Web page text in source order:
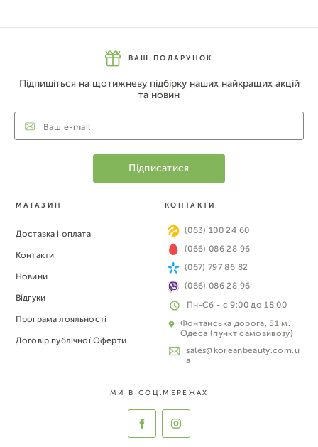
ВАШ ПОДАРУНОК
Підпишіться на щотижневу підбірку наших найкращих акцій
та новин
МАГАЗИН
Доставка і оплата
Контакти
Новини
Відгуки
Програма лояльності
Договір публічної Оферти
КОНТАКТИ
(063) 100 24 60
(066) 086 28 96
(067) 797 86 82
(066) 086 28 96
Пн-Сб - с 9:00 до 18:00
Фонтанська дорога, 51 м.
Одеса (пункт самовивозу)
sales@koreanbeauty.com.u
a
МИ В СОЦ.МЕРЕЖАХ